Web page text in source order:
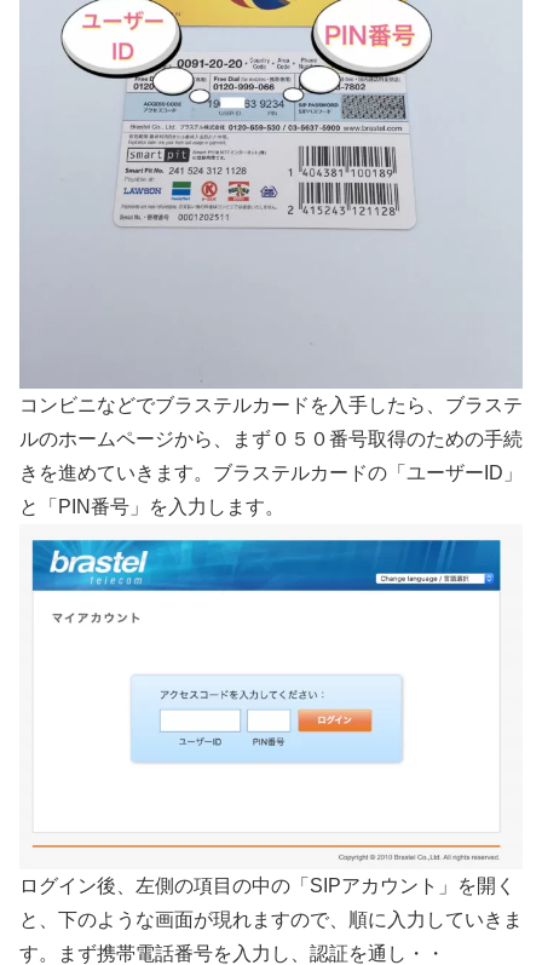
コンビニなどでブラステルカードを入手したら、ブラステ
ルのホームページから、まず０５０番号取得のための手続
きを進めていきます。ブラステルカードの「ユーザーID」
と「PIN番号」を入力します。
ログイン後、左側の項目の中の「SIPアカウント」を開く
と、下のような画面が現れますので、順に入力していきま
す。まず携帯電話番号を入力し、認証を通し・・